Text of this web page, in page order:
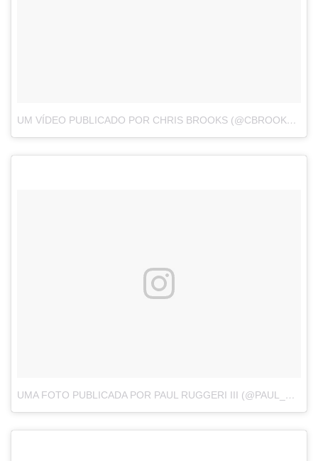
UM VÍDEO PUBLICADO POR CHRIS BROOKS (@CBROOKS_GYM)
UMA FOTO PUBLICADA POR PAUL RUGGERI III (@PAUL_RUGGERI)